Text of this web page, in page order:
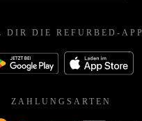
DIR DIE REFURBED-APP
ZAHLUNGSARTEN